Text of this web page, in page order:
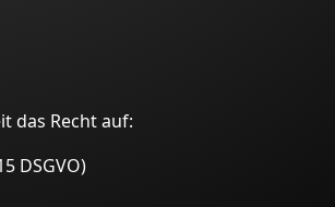
das Recht auf:
DSGVO)